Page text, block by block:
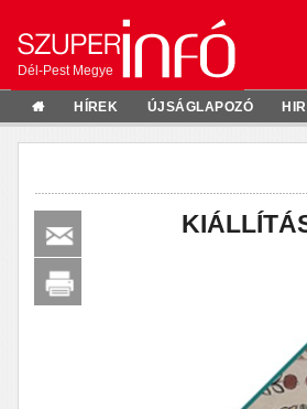
Dél-Pest Megye
HÍREK ÚJSÁGLAPOZÓ